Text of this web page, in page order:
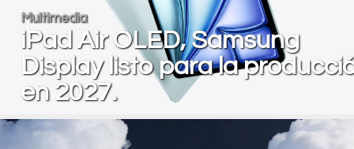
Multimedia
iPad Air OLED, Samsung
Display listo para la
en 2027.